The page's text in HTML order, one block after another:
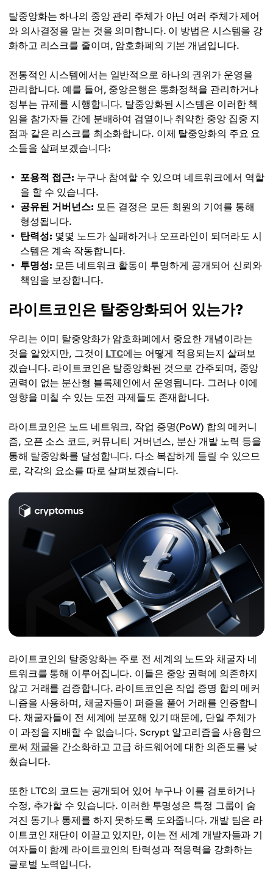
탈중앙화는 하나의 중앙 관리 주체가 아닌 여러 주체가 제어
와 의사결정을 맡는 것을 의미합니다. 이 방법은 시스템을 강
화하고 리스크를 줄이며, 암호화폐의 기본 개념입니다.
전통적인 시스템에서는 일반적으로 하나의 권위가 운영을
관리합니다. 예를 들어, 중앙은행은 통화정책을 관리하거나
정부는 규제를 시행합니다. 탈중앙화된 시스템은 이러한 책
임을 참가자들 간에 분배하여 검열이나 취약한 중앙 집중 지
점과 같은 리스크를 최소화합니다. 이제 탈중앙화의 주요 요
소들을 살펴보겠습니다:
포용적 접근: 누구나 참여할 수 있으며 네트워크에서 역할
을 할 수 있습니다.
공유된 거버넌스: 모든 결정은 모든 회원의 기여를 통해
형성됩니다.
탄력성: 몇몇 노드가 실패하거나 오프라인이 되더라도 시
스템은 계속 작동합니다.
투명성: 모든 네트워크 활동이 투명하게 공개되어 신뢰와
책임을 보장합니다.
라이트코인은 탈중앙화되어 있는가?
우리는 이미 탈중앙화가 암호화폐에서 중요한 개념이라는
것을 알았지만, 그것이 LTC에는 어떻게 적용되는지 살펴보
겠습니다. 라이트코인은 탈중앙화된 것으로 간주되며, 중앙
권력이 없는 분산형 블록체인에서 운영됩니다. 그러나 이에
영향을 미칠 수 있는 도전 과제들도 존재합니다.
라이트코인은 노드 네트워크, 작업 증명(PoW) 합의 메커니
즘, 오픈 소스 코드, 커뮤니티 거버넌스, 분산 개발 노력 등을
통해 탈중앙화를 달성합니다. 다소 복잡하게 들릴 수 있으므
로, 각각의 요소를 따로 살펴보겠습니다.
라이트코인의 탈중앙화는 주로 전 세계의 노드와 채굴자 네
트워크를 통해 이루어집니다. 이들은 중앙 권력에 의존하지
않고 거래를 검증합니다. 라이트코인은 작업 증명 합의 메커
니즘을 사용하며, 채굴자들이 퍼즐을 풀어 거래를 인증합니
다. 채굴자들이 전 세계에 분포해 있기 때문에, 단일 주체가
이 과정을 지배할 수 없습니다. Scrypt 알고리즘을 사용함으
로써 채굴을 간소화하고 고급 하드웨어에 대한 의존도를 낮
췄습니다.
또한 LTC의 코드는 공개되어 있어 누구나 이를 검토하거나
수정, 추가할 수 있습니다. 이러한 투명성은 특정 그룹이 숨
겨진 동기나 통제를 하지 못하도록 도와줍니다. 개발 팀은 라
이트코인 재단이 이끌고 있지만, 이는 전 세계 개발자들과 기
여자들이 함께 라이트코인의 탄력성과 적응력을 강화하는
글로벌 노력입니다.